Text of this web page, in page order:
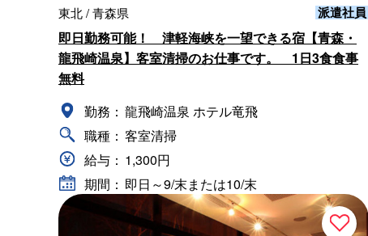
東北 / 青森県 派遣社員
即日勤務可能！ 津軽海峡を一望できる宿【青森・
龍飛崎温泉】客室清掃のお仕事です。 1日3食食事
無料
勤務： 龍飛崎温泉 ホテル竜飛
職種： 客室清掃
給与： 1,300円
期間： 即日～9/末または10/末